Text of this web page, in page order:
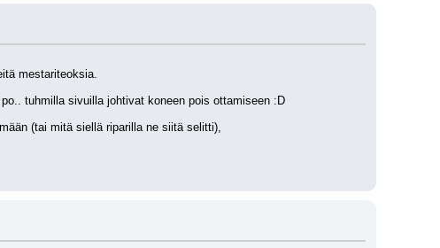
mestariteoksia.
tuhmilla sivuilla johtivat koneen pois ottamiseen :D
(tai mitä siellä riparilla ne siitä selitti),